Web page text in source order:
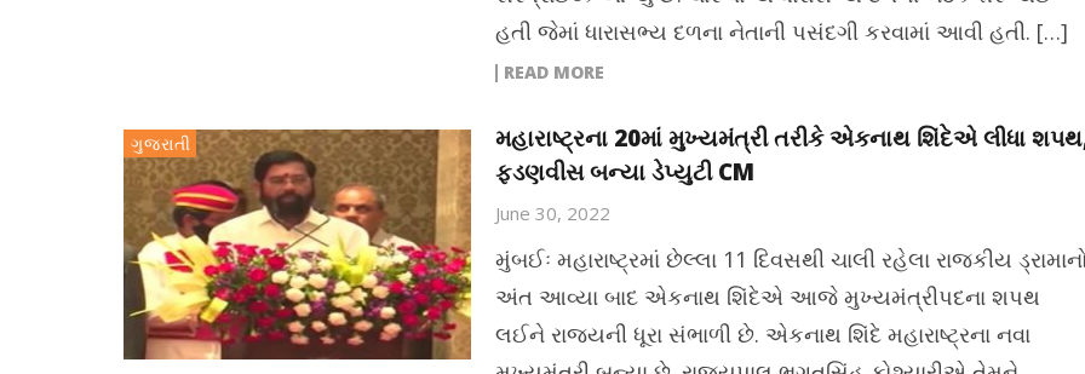
હતી જેમાં ધારાસભ્ય દળના નેતાની પસંદગી કરવામાં આવી હતી. […]
READ MORE
ગુજરાતી
મહારાષ્ટ્રના 20માં મુખ્યમંત્રી તરીકે એકનાથ શિંદેએ લીધા
ફડણવીસ બન્યા ડેપ્યુટી CM
June 30, 2022
મુંબઈઃ મહારાષ્ટ્રમાં છેલ્લા 11 દિવસથી ચાલી રહેલા રાજકીય
અંત આવ્યા બાદ એકનાથ શિંદેએ આજે મુખ્યમંત્રીપદના શપથ
લઈને રાજ્યની ધૂરા સંભાળી છે. એકનાથ શિંદે મહારાષ્ટ્રના નવા